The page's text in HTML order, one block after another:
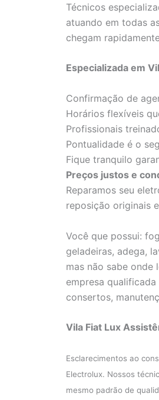
Técnicos
atuando em todas
chegam
Especializada em
Confirmação de
Horários flexíveis
Profissionais
Pontualidade é o
Fique tranquilo
Preços justos e
Reparamos seu
reposição originais
Você que possui:
geladeiras, adega,
mas não sabe onde
empresa qualificada
consertos,
Vila Fiat Lux
Esclarecimentos ao
Electrolux. Nossos
mesmo padrão de